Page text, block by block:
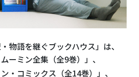
物語を継ぐブックハウス」 は、
ーミン全集（全9巻）」、
・コミックス（全14巻）」、